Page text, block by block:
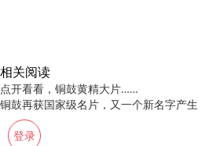
相关阅读
点开看看，铜鼓黄精大片​……
铜鼓再获国家级名片，又一个新名字产生
登录